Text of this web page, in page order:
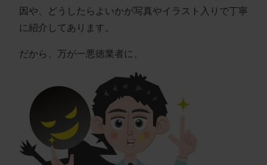
因や、どうしたらよいかが写真やイラスト入りで丁寧
に紹介してあります。
だから、万が一悪徳業者に、